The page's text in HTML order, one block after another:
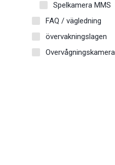
Spelkamera MMS
FAQ / vägledning
övervakningslagen
Overvågningskamera